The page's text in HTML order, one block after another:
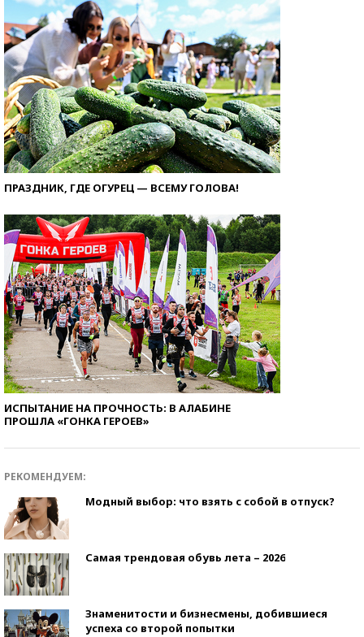
ПРАЗДНИК, ГДЕ ОГУРЕЦ — ВСЕМУ ГОЛОВА!
ИСПЫТАНИЕ НА ПРОЧНОСТЬ: В АЛАБИНЕ
ПРОШЛА «ГОНКА ГЕРОЕВ»
РЕКОМЕНДУЕМ:
Модный выбор: что взять с собой в отпуск?
Самая трендовая обувь лета – 2026
Знаменитости и бизнесмены, добившиеся
успеха со второй попытки